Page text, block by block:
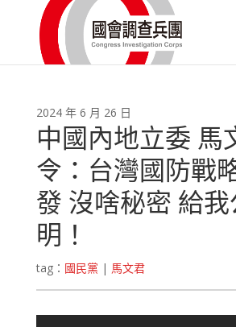
2024 年 6 月 26 日
中國內地立委 馬
令：台灣國防戰
發 沒啥秘密 給
明！
tag： 國民黨| 馬文君